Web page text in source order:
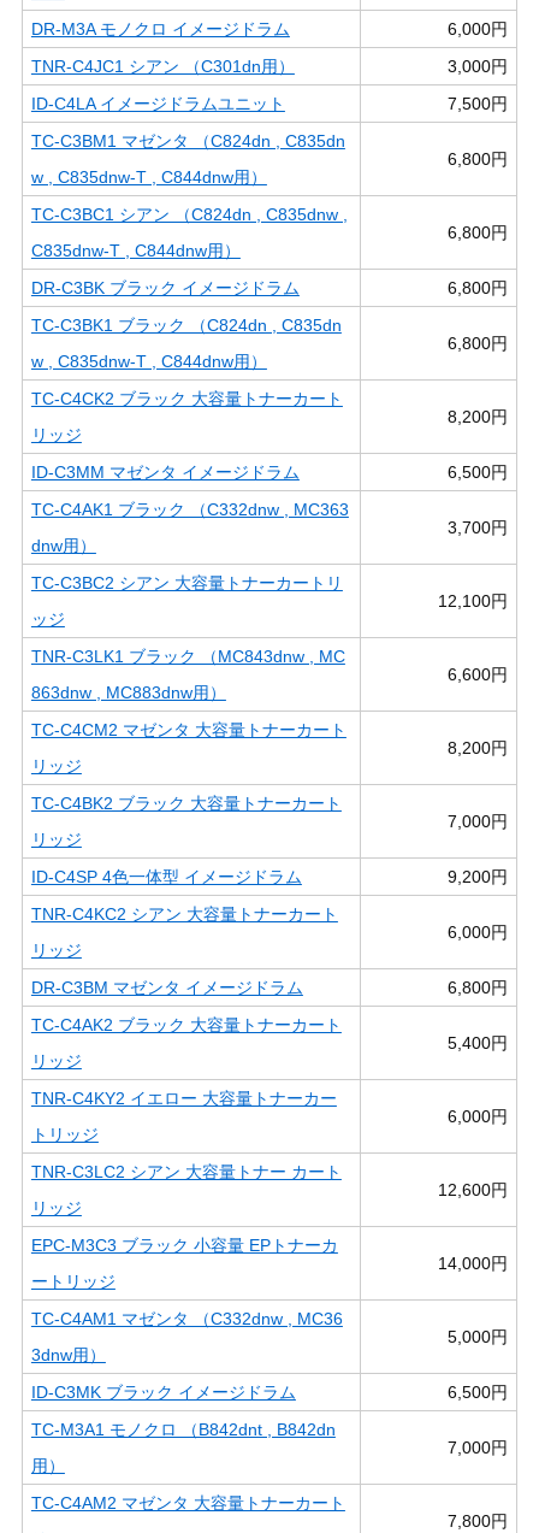
DR-M3A モノクロ イメージドラム
6,000円
TNR-C4JC1 シアン （C301dn用）
3,000円
ID-C4LA イメージドラムユニット
7,500円
TC-C3BM1 マゼンタ （C824dn , C835dn
w , C835dnw-T , C844dnw用）
6,800円
TC-C3BC1 シアン （C824dn , C835dnw ,
C835dnw-T , C844dnw用）
6,800円
DR-C3BK ブラック イメージドラム
6,800円
TC-C3BK1 ブラック （C824dn , C835dn
w , C835dnw-T , C844dnw用）
6,800円
TC-C4CK2 ブラック 大容量トナーカート
リッジ
8,200円
ID-C3MM マゼンタ イメージドラム
6,500円
TC-C4AK1 ブラック （C332dnw , MC363
dnw用）
3,700円
TC-C3BC2 シアン 大容量トナーカートリ
ッジ
12,100円
TNR-C3LK1 ブラック （MC843dnw , MC
863dnw , MC883dnw用）
6,600円
TC-C4CM2 マゼンタ 大容量トナーカート
リッジ
8,200円
TC-C4BK2 ブラック 大容量トナーカート
リッジ
7,000円
ID-C4SP 4色一体型 イメージドラム
9,200円
TNR-C4KC2 シアン 大容量トナーカート
リッジ
6,000円
DR-C3BM マゼンタ イメージドラム
6,800円
TC-C4AK2 ブラック 大容量トナーカート
リッジ
5,400円
TNR-C4KY2 イエロー 大容量トナーカー
トリッジ
6,000円
TNR-C3LC2 シアン 大容量トナー カート
リッジ
12,600円
EPC-M3C3 ブラック 小容量 EPトナーカ
ートリッジ
14,000円
TC-C4AM1 マゼンタ （C332dnw , MC36
3dnw用）
5,000円
ID-C3MK ブラック イメージドラム
6,500円
TC-M3A1 モノクロ （B842dnt , B842dn
用）
7,000円
TC-C4AM2 マゼンタ 大容量トナーカート
7,800円